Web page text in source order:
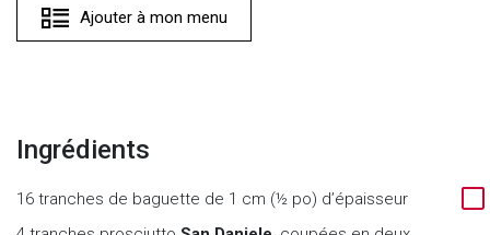
Ajouter à mon menu
Ingrédients
16 tranches de baguette de 1 cm (½ po) d’épaisseur